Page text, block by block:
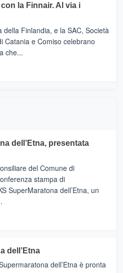
la Finnair. Al via i
Finlandia, e la SAC, Società
Catania e Comiso celebrano
che...
dell’Etna, presentata
del Comune di
stampa di
SuperMaratona dell’Etna, un
dell’Etna
dell’Etna è pronta